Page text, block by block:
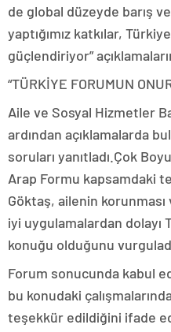
de global düzeyde barış
yaptığımız katkılar,
güçlendiriyor”
“TÜRKİYE FORUMUN
Aile ve Sosyal Hizmetler
ardından açıklamalarda
soruları yanıtladı.Çok
Arap Formu kapsamdaki
Göktaş, ailenin
iyi uygulamalardan dolayı
konuğu olduğunu
Forum sonucunda kabul
bu konudaki
teşekkür edildiğini ifade